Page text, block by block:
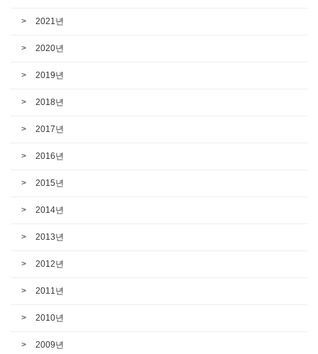
2021년
2020년
2019년
2018년
2017년
2016년
2015년
2014년
2013년
2012년
2011년
2010년
2009년